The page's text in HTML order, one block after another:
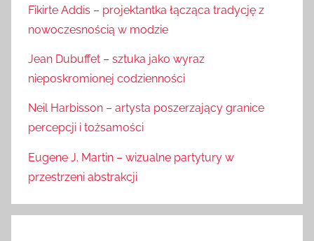
Fikirte Addis – projektantka łącząca tradycję z
nowoczesnością w modzie
Jean Dubuffet – sztuka jako wyraz
nieposkromionej codzienności
Neil Harbisson – artysta poszerzający granice
percepcji i tożsamości
Eugene J. Martin – wizualne partytury w
przestrzeni abstrakcji